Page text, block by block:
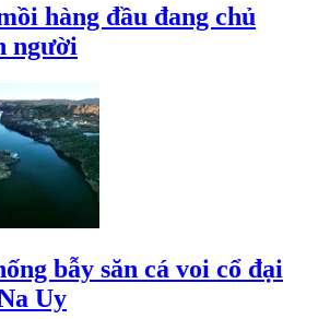
hàng đầu đang chủ
người
bẫy săn cá voi cổ đại
Uy